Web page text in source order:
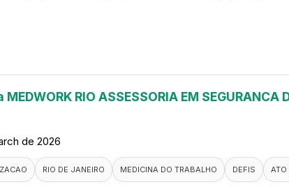
RIO ASSESSORIA EM SEGURANCA
de 2026
RIO DE JANEIRO MEDICINA DO TRABALHO DEFIS ATO